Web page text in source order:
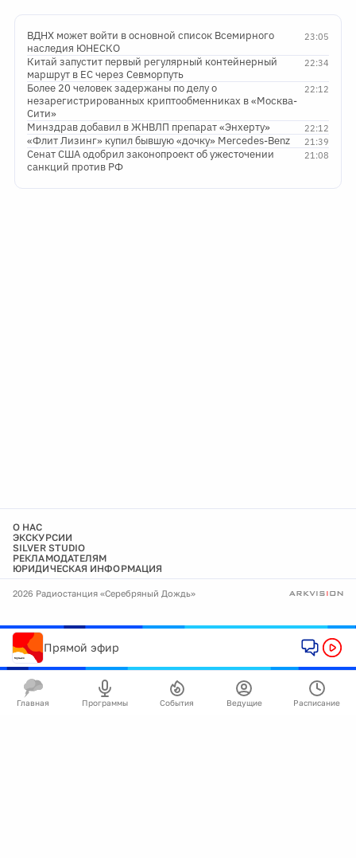
23:05
ВДНХ может войти в основной список Всемирного
наследия ЮНЕСКО
22:34
Китай запустит первый регулярный контейнерный
маршрут в ЕС через Севморпуть
22:12
Более 20 человек задержаны по делу о
незарегистрированных криптообменниках в «Москва-
Сити»
22:12
Минздрав добавил в ЖНВЛП препарат «Энхерту»
21:39
«Флит Лизинг» купил бывшую «дочку» Mercedes-Benz
21:08
Сенат США одобрил законопроект об ужесточении
санкций против РФ
О НАС
ЭКСКУРСИИ
SILVER STUDIO
РЕКЛАМОДАТЕЛЯМ
ЮРИДИЧЕСКАЯ ИНФОРМАЦИЯ
2026 Радиостанция «Серебряный Дождь»
Прямой эфир
Главная Программы События Ведущие Расписание